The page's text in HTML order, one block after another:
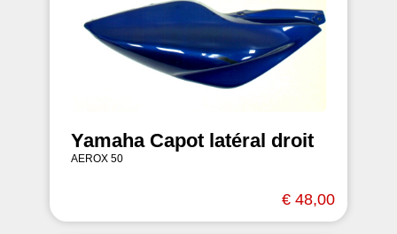
Yamaha Capot latéral droit
AEROX 50
€ 48,00